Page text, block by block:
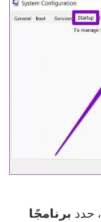
، حدد برنامجًا